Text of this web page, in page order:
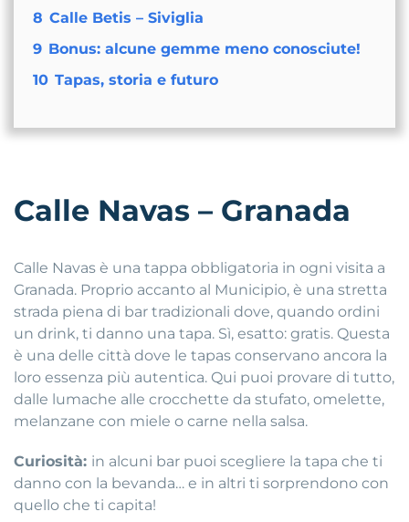
8 Calle Betis – Siviglia
9 Bonus: alcune gemme meno conosciute!
10 Tapas, storia e futuro
Calle Navas – Granada
Calle Navas è una tappa obbligatoria in ogni visita a
Granada. Proprio accanto al Municipio, è una stretta
strada piena di bar tradizionali dove, quando ordini
un drink, ti danno una tapa. Sì, esatto: gratis. Questa
è una delle città dove le tapas conservano ancora la
loro essenza più autentica. Qui puoi provare di tutto,
dalle lumache alle crocchette da stufato, omelette,
melanzane con miele o carne nella salsa.
Curiosità: in alcuni bar puoi scegliere la tapa che ti
danno con la bevanda… e in altri ti sorprendono con
quello che ti capita!